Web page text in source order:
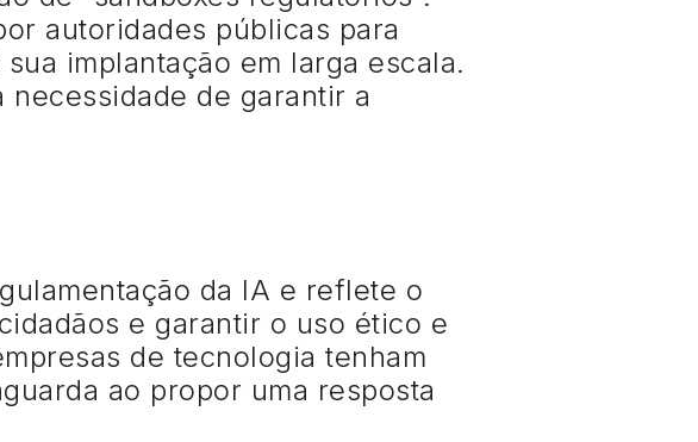
autoridades públicas para
implantação em larga escala.
necessidade de garantir a
da IA e reflete o
e garantir o uso ético e
de tecnologia tenham
ao propor uma resposta